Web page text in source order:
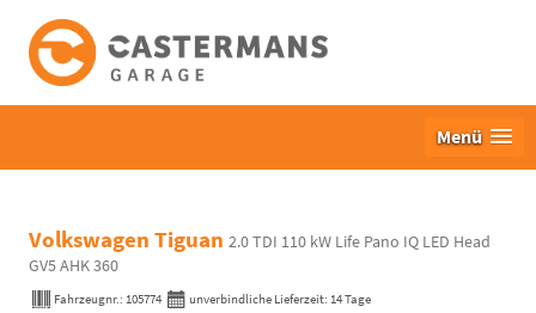
Menü
Volkswagen Tiguan 2.0 TDI 110 kW Life Pano IQ LED Head
GV5 AHK 360
Fahrzeugnr.: 105774 unverbindliche Lieferzeit: 14 Tage